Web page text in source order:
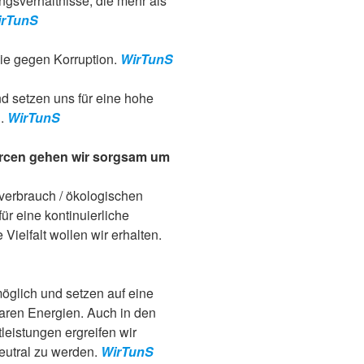
gegen Korruption. WirTunS
setzen uns für eine hohe
WirTunS
gehen wir sorgsam um
/ ökologischen
eine kontinuierliche
wollen wir erhalten.
und setzen auf eine
Energien. Auch in den
ergreifen wir
zu werden. WirTunS